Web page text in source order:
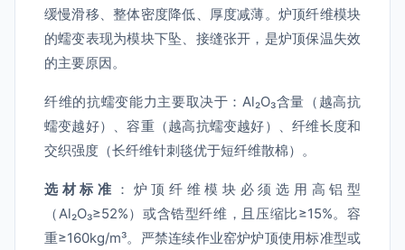
缓慢滑移、整体密度降低、厚度减薄。炉顶纤维模块
的蠕变表现为模块下坠、接缝张开，是炉顶保温失效
的主要原因。
纤维的抗蠕变能力主要取决于：Al₂O₃含量（越高抗
蠕变越好）、容重（越高抗蠕变越好）、纤维长度和
交织强度（长纤维针刺毯优于短纤维散棉）。
选材标准 ：炉顶纤维模块必须选用高铝型
（Al₂O₃≥52%）或含锆型纤维，且压缩比≥15%。容
重≥160kg/m³。严禁连续作业窑炉炉顶使用标准型或